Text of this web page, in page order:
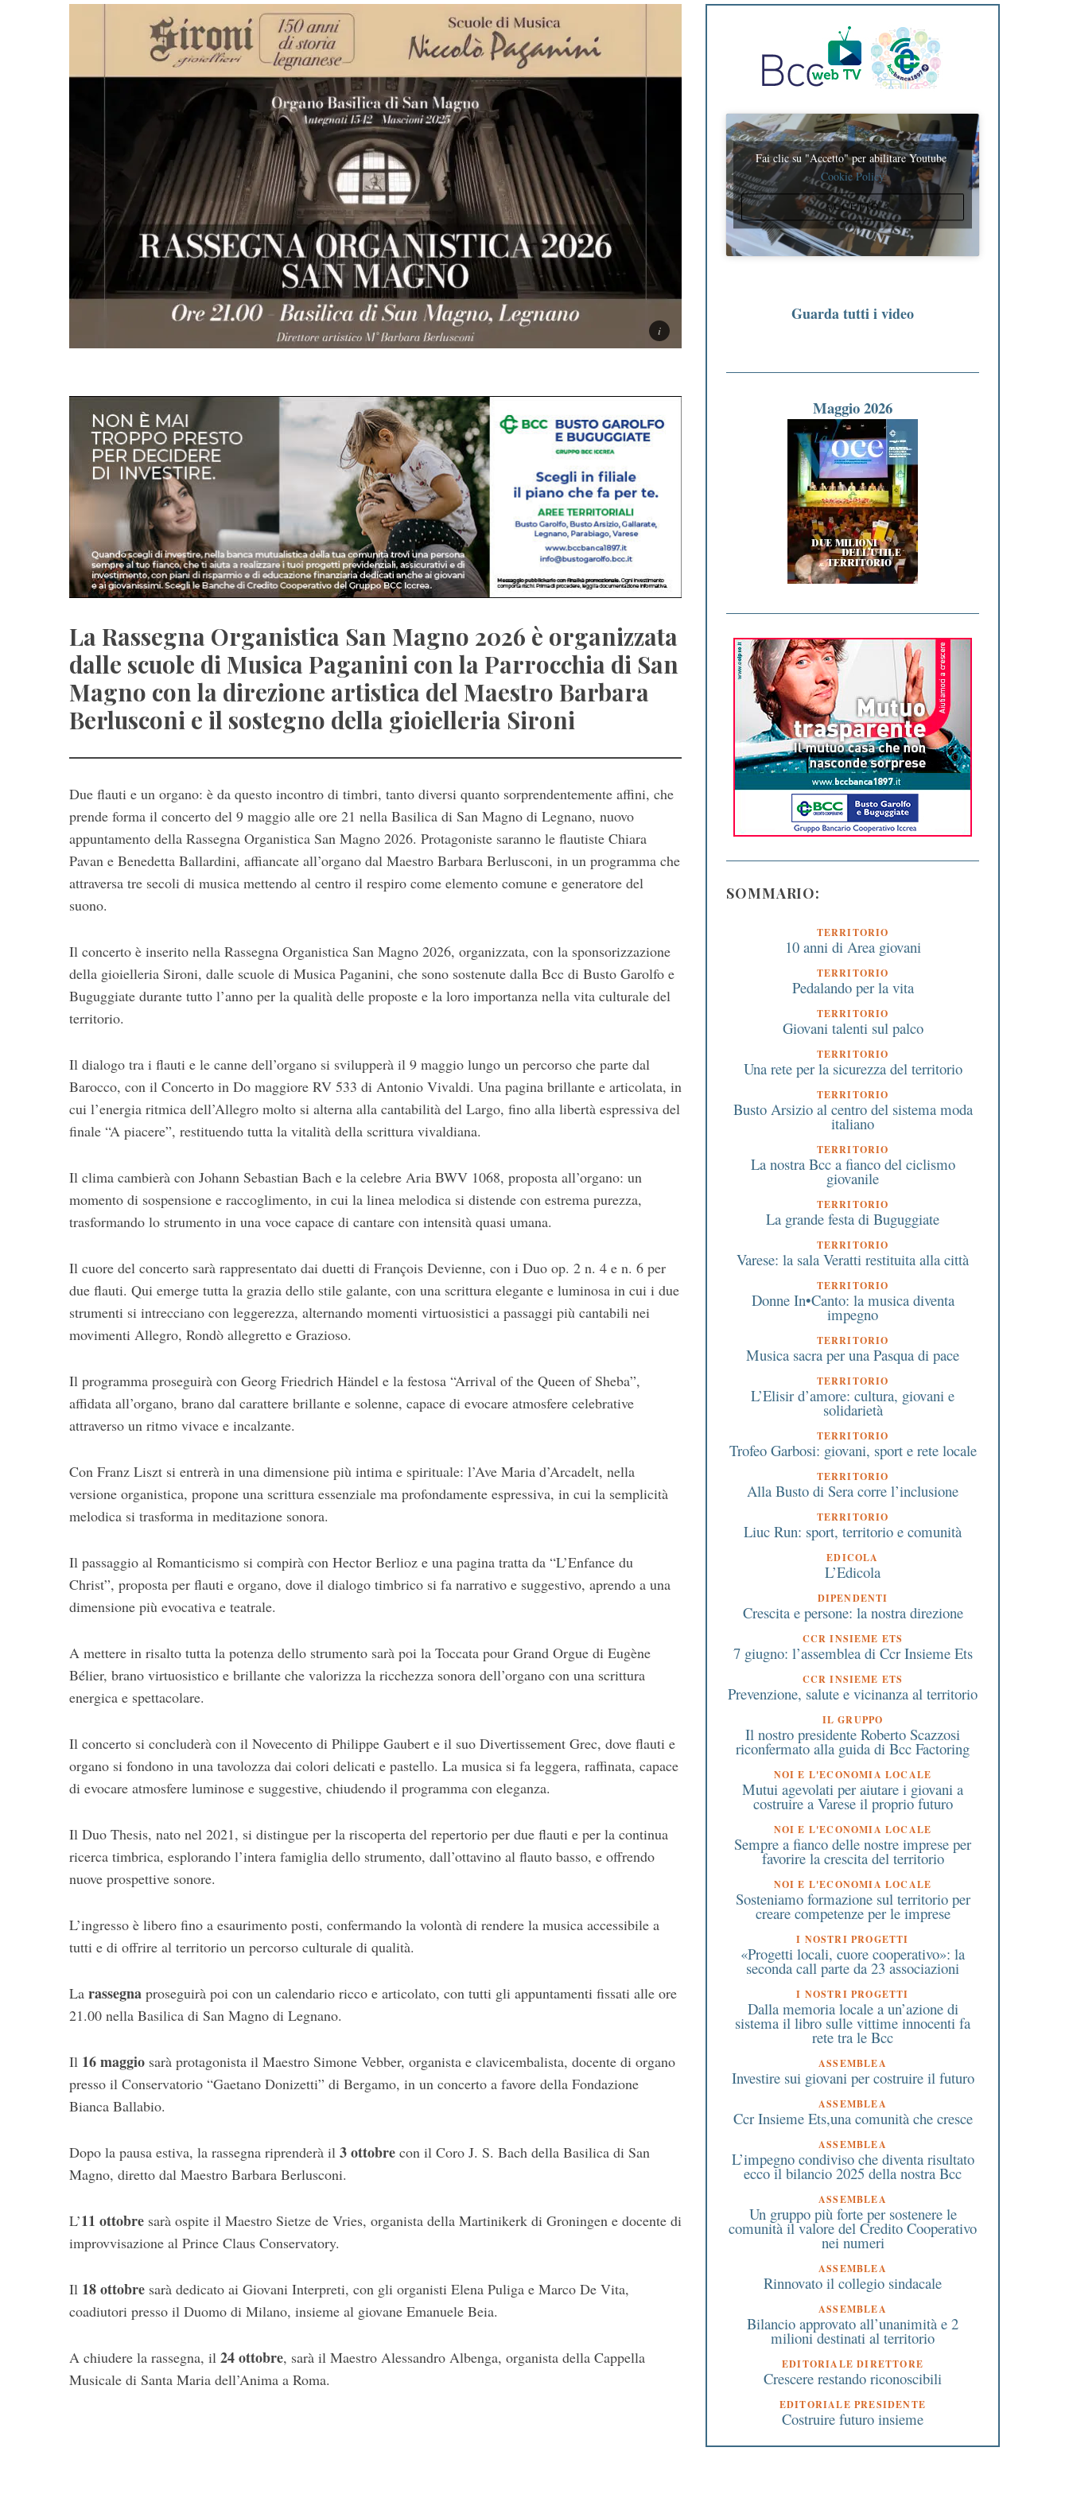
La Rassegna Organistica San Magno 2026 è organizzata
dalle scuole di Musica Paganini con la Parrocchia di San
Magno con la direzione artistica del Maestro Barbara
Berlusconi e il sostegno della gioielleria Sironi
Due flauti e un organo: è da questo incontro di timbri, tanto diversi quanto sorprendentemente affini, che
prende forma il concerto del 9 maggio alle ore 21 nella Basilica di San Magno di Legnano, nuovo
appuntamento della Rassegna Organistica San Magno 2026. Protagoniste saranno le flautiste Chiara
Pavan e Benedetta Ballardini, affiancate all’organo dal Maestro Barbara Berlusconi, in un programma che
attraversa tre secoli di musica mettendo al centro il respiro come elemento comune e generatore del
suono.
Il concerto è inserito nella Rassegna Organistica San Magno 2026, organizzata, con la sponsorizzazione
della gioielleria Sironi, dalle scuole di Musica Paganini, che sono sostenute dalla Bcc di Busto Garolfo e
Buguggiate durante tutto l’anno per la qualità delle proposte e la loro importanza nella vita culturale del
territorio.
Il dialogo tra i flauti e le canne dell’organo si svilupperà il 9 maggio lungo un percorso che parte dal
Barocco, con il Concerto in Do maggiore RV 533 di Antonio Vivaldi. Una pagina brillante e articolata, in
cui l’energia ritmica dell’Allegro molto si alterna alla cantabilità del Largo, fino alla libertà espressiva del
finale “A piacere”, restituendo tutta la vitalità della scrittura vivaldiana.
Il clima cambierà con Johann Sebastian Bach e la celebre Aria BWV 1068, proposta all’organo: un
momento di sospensione e raccoglimento, in cui la linea melodica si distende con estrema purezza,
trasformando lo strumento in una voce capace di cantare con intensità quasi umana.
Il cuore del concerto sarà rappresentato dai duetti di François Devienne, con i Duo op. 2 n. 4 e n. 6 per
due flauti. Qui emerge tutta la grazia dello stile galante, con una scrittura elegante e luminosa in cui i due
strumenti si intrecciano con leggerezza, alternando momenti virtuosistici a passaggi più cantabili nei
movimenti Allegro, Rondò allegretto e Grazioso.
Il programma proseguirà con Georg Friedrich Händel e la festosa “Arrival of the Queen of Sheba”,
affidata all’organo, brano dal carattere brillante e solenne, capace di evocare atmosfere celebrative
attraverso un ritmo vivace e incalzante.
Con Franz Liszt si entrerà in una dimensione più intima e spirituale: l’Ave Maria d’Arcadelt, nella
versione organistica, propone una scrittura essenziale ma profondamente espressiva, in cui la semplicità
melodica si trasforma in meditazione sonora.
Il passaggio al Romanticismo si compirà con Hector Berlioz e una pagina tratta da “L’Enfance du
Christ”, proposta per flauti e organo, dove il dialogo timbrico si fa narrativo e suggestivo, aprendo a una
dimensione più evocativa e teatrale.
A mettere in risalto tutta la potenza dello strumento sarà poi la Toccata pour Grand Orgue di Eugène
Bélier, brano virtuosistico e brillante che valorizza la ricchezza sonora dell’organo con una scrittura
energica e spettacolare.
Il concerto si concluderà con il Novecento di Philippe Gaubert e il suo Divertissement Grec, dove flauti e
organo si fondono in una tavolozza dai colori delicati e pastello. La musica si fa leggera, raffinata, capace
di evocare atmosfere luminose e suggestive, chiudendo il programma con eleganza.
Il Duo Thesis, nato nel 2021, si distingue per la riscoperta del repertorio per due flauti e per la continua
ricerca timbrica, esplorando l’intera famiglia dello strumento, dall’ottavino al flauto basso, e offrendo
nuove prospettive sonore.
L’ingresso è libero fino a esaurimento posti, confermando la volontà di rendere la musica accessibile a
tutti e di offrire al territorio un percorso culturale di qualità.
La rassegna proseguirà poi con un calendario ricco e articolato, con tutti gli appuntamenti fissati alle ore
21.00 nella Basilica di San Magno di Legnano.
Il 16 maggio sarà protagonista il Maestro Simone Vebber, organista e clavicembalista, docente di organo
presso il Conservatorio “Gaetano Donizetti” di Bergamo, in un concerto a favore della Fondazione
Bianca Ballabio.
Dopo la pausa estiva, la rassegna riprenderà il 3 ottobre con il Coro J. S. Bach della Basilica di San
Magno, diretto dal Maestro Barbara Berlusconi.
L’11 ottobre sarà ospite il Maestro Sietze de Vries, organista della Martinikerk di Groningen e docente di
improvvisazione al Prince Claus Conservatory.
Il 18 ottobre sarà dedicato ai Giovani Interpreti, con gli organisti Elena Puliga e Marco De Vita,
coadiutori presso il Duomo di Milano, insieme al giovane Emanuele Beia.
A chiudere la rassegna, il 24 ottobre, sarà il Maestro Alessandro Albenga, organista della Cappella
Musicale di Santa Maria dell’Anima a Roma.
Fai clic su "Accetto" per abilitare Youtube
Cookie Policy
ACCETTO
Guarda tutti i video
Maggio 2026
SOMMARIO:
TERRITORIO
10 anni di Area giovani
TERRITORIO
Pedalando per la vita
TERRITORIO
Giovani talenti sul palco
TERRITORIO
Una rete per la sicurezza del territorio
TERRITORIO
Busto Arsizio al centro del sistema moda
italiano
TERRITORIO
La nostra Bcc a fianco del ciclismo
giovanile
TERRITORIO
La grande festa di Buguggiate
TERRITORIO
Varese: la sala Veratti restituita alla città
TERRITORIO
Donne In•Canto: la musica diventa
impegno
TERRITORIO
Musica sacra per una Pasqua di pace
TERRITORIO
L’Elisir d’amore: cultura, giovani e
solidarietà
TERRITORIO
Trofeo Garbosi: giovani, sport e rete locale
TERRITORIO
Alla Busto di Sera corre l’inclusione
TERRITORIO
Liuc Run: sport, territorio e comunità
EDICOLA
L’Edicola
DIPENDENTI
Crescita e persone: la nostra direzione
CCR INSIEME ETS
7 giugno: l’assemblea di Ccr Insieme Ets
CCR INSIEME ETS
Prevenzione, salute e vicinanza al territorio
IL GRUPPO
Il nostro presidente Roberto Scazzosi
riconfermato alla guida di Bcc Factoring
NOI E L'ECONOMIA LOCALE
Mutui agevolati per aiutare i giovani a
costruire a Varese il proprio futuro
NOI E L'ECONOMIA LOCALE
Sempre a fianco delle nostre imprese per
favorire la crescita del territorio
NOI E L'ECONOMIA LOCALE
Sosteniamo formazione sul territorio per
creare competenze per le imprese
I NOSTRI PROGETTI
«Progetti locali, cuore cooperativo»: la
seconda call parte da 23 associazioni
I NOSTRI PROGETTI
Dalla memoria locale a un’azione di
sistema il libro sulle vittime innocenti fa
rete tra le Bcc
ASSEMBLEA
Investire sui giovani per costruire il futuro
ASSEMBLEA
Ccr Insieme Ets,una comunità che cresce
ASSEMBLEA
L’impegno condiviso che diventa risultato
ecco il bilancio 2025 della nostra Bcc
ASSEMBLEA
Un gruppo più forte per sostenere le
comunità il valore del Credito Cooperativo
nei numeri
ASSEMBLEA
Rinnovato il collegio sindacale
ASSEMBLEA
Bilancio approvato all’unanimità e 2
milioni destinati al territorio
EDITORIALE DIRETTORE
Crescere restando riconoscibili
EDITORIALE PRESIDENTE
Costruire futuro insieme
S
e
a
h
f
o